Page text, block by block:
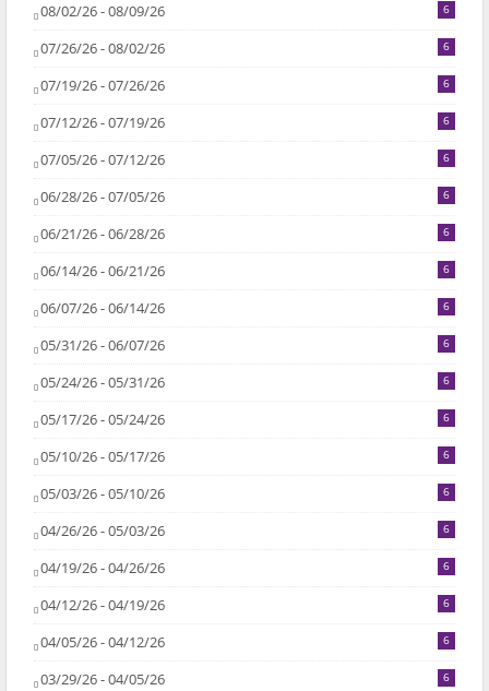
08/02/26 - 08/09/26 6
07/26/26 - 08/02/26 6
07/19/26 - 07/26/26 6
07/12/26 - 07/19/26 6
07/05/26 - 07/12/26 6
06/28/26 - 07/05/26 6
06/21/26 - 06/28/26 6
06/14/26 - 06/21/26 6
06/07/26 - 06/14/26 6
05/31/26 - 06/07/26 6
05/24/26 - 05/31/26 6
05/17/26 - 05/24/26 6
05/10/26 - 05/17/26 6
05/03/26 - 05/10/26 6
04/26/26 - 05/03/26 6
04/19/26 - 04/26/26 6
04/12/26 - 04/19/26 6
04/05/26 - 04/12/26 6
03/29/26 - 04/05/26 6